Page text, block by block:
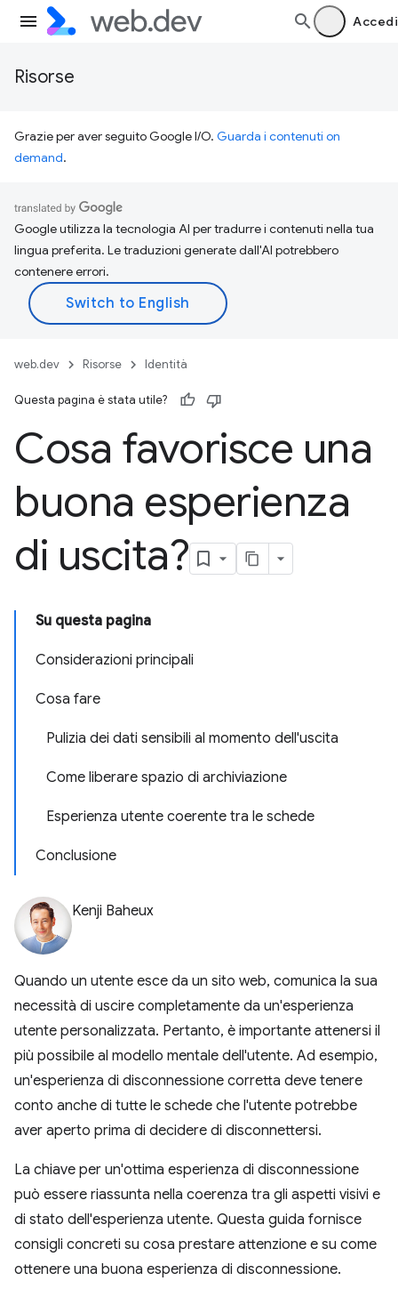
Accedi
Risorse
Grazie per aver seguito Google I/O. Guarda i contenuti on
demand.
Google utilizza la tecnologia AI per tradurre i contenuti nella tua
lingua preferita. Le traduzioni generate dall'AI potrebbero
contenere errori.
web.dev Risorse Identità
Questa pagina è stata utile?
Cosa favorisce una
buona esperienza
di uscita?
Su questa pagina
Considerazioni principali
Cosa fare
Pulizia dei dati sensibili al momento dell'uscita
Come liberare spazio di archiviazione
Esperienza utente coerente tra le schede
Conclusione
Kenji Baheux
Quando un utente esce da un sito web, comunica la sua
necessità di uscire completamente da un'esperienza
utente personalizzata. Pertanto, è importante attenersi il
più possibile al modello mentale dell'utente. Ad esempio,
un'esperienza di disconnessione corretta deve tenere
conto anche di tutte le schede che l'utente potrebbe
aver aperto prima di decidere di disconnettersi.
La chiave per un'ottima esperienza di disconnessione
può essere riassunta nella coerenza tra gli aspetti visivi e
di stato dell'esperienza utente. Questa guida fornisce
consigli concreti su cosa prestare attenzione e su come
ottenere una buona esperienza di disconnessione.